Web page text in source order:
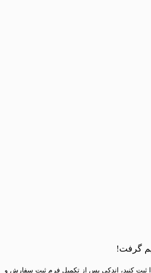
گرفت!
ثبت کنید، اندکی پس از تکمیل فرم ثبت سفارش و